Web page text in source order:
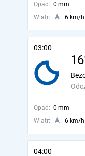
Opad: 0 mm
Wiatr:
6 km/h
03:00
Opad: 0 mm
Wiatr:
6 km/h
04:00